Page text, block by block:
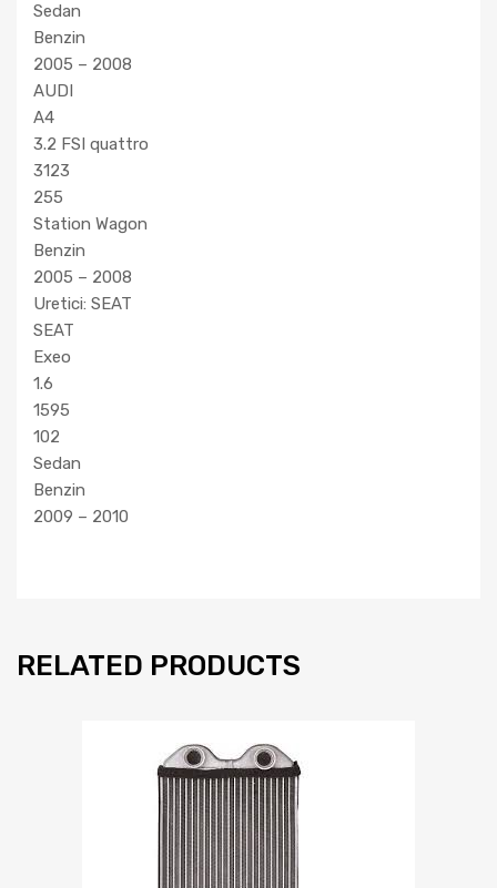
Sedan
Benzin
2005 – 2008
AUDI
A4
3.2 FSI quattro
3123
255
Station Wagon
Benzin
2005 – 2008
Uretici: SEAT
SEAT
Exeo
1.6
1595
102
Sedan
Benzin
2009 – 2010
RELATED PRODUCTS